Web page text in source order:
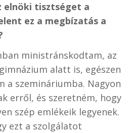
elnöki tisztséget a
ez a megbízatás a
ministránskodtam, az
alatt is, egészen
a szemináriumba. Nagyon
erről, és szeretném, hogy
szép emlékeik legyenek.
ezt a szolgálatot